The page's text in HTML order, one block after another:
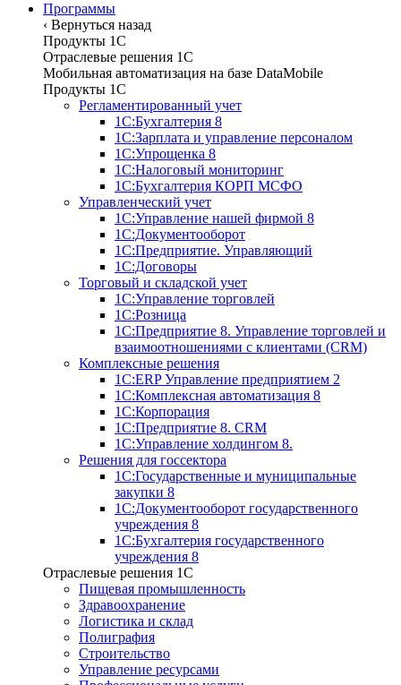
Программы
‹ Вернуться назад
Продукты 1С
Отраслевые решения 1C
Мобильная автоматизация на базе DataMobile
Продукты 1С
Регламентированный учет
1С:Бухгалтерия 8
1С:Зарплата и управление персоналом
1С:Упрощенка 8
1С:Налоговый мониторинг
1С:Бухгалтерия КОРП МСФО
Управленческий учет
1С:Управление нашей фирмой 8
1С:Документооборот
1С:Предприятие. Управляющий
1С:Договоры
Торговый и складской учет
1С:Управление торговлей
1С:Розница
1С:Предприятие 8. Управление торговлей и
взаимоотношениями с клиентами (CRM)
Комплексные решения
1С:ERP Управление предприятием 2
1С:Комплексная автоматизация 8
1С:Корпорация
1С:Предприятие 8. CRM
1С:Управление холдингом 8.
Решения для госсектора
1С:Государственные и муниципальные
закупки 8
1С:Документооборот государственного
учреждения 8
1С:Бухгалтерия государственного
учреждения 8
Отраслевые решения 1C
Пищевая промышленность
Здравоохранение
Логистика и склад
Полиграфия
Строительство
Управление ресурсами